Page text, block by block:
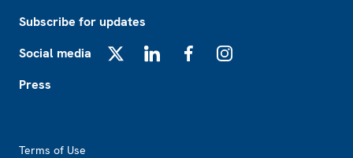
Subscribe for updates
Social media
Press
Terms of Use